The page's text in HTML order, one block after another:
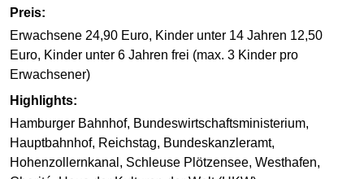
Preis:
Erwachsene 24,90 Euro, Kinder unter 14 Jahren 12,50
Euro, Kinder unter 6 Jahren frei (max. 3 Kinder pro
Erwachsener)
Highlights:
Hamburger Bahnhof, Bundeswirtschaftsministerium,
Hauptbahnhof, Reichstag, Bundeskanzleramt,
Hohenzollernkanal, Schleuse Plötzensee, Westhafen,